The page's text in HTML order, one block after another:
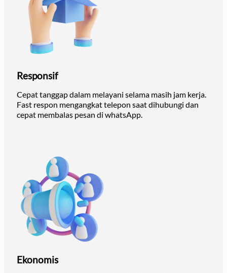
Responsif
Cepat tanggap dalam melayani selama masih jam kerja.
Fast respon mengangkat telepon saat dihubungi dan
cepat membalas pesan di whatsApp.
Ekonomis